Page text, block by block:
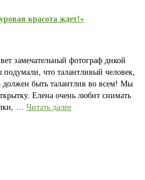
красота ждет!»
замечательный фотограф дикой
что талантливый человек,
должен быть талантлив во всем! Мы
Елена очень любит снимать
… Читать далее